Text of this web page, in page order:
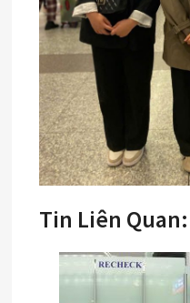
Tin Liên Quan: